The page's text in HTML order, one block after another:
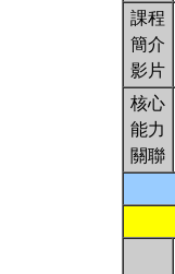
課程
簡介
影片
核心
能力
關聯